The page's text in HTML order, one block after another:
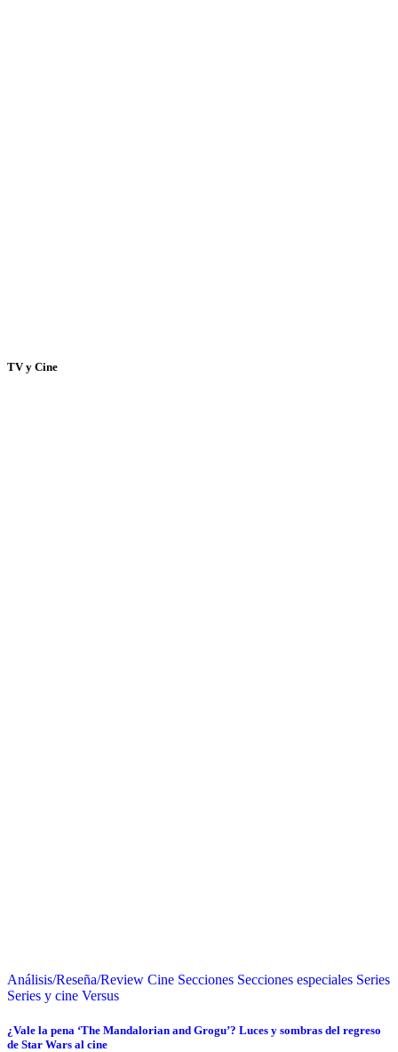
TV y Cine
Análisis/Reseña/Review Cine Secciones Secciones especiales Series
Series y cine Versus
¿Vale la pena ‘The Mandalorian and Grogu’? Luces y sombras del regreso
de Star Wars al cine